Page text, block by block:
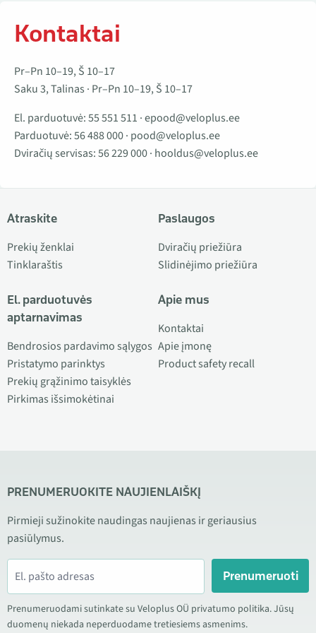
Kontaktai
Pr–Pn 10–19, Š 10–17
Saku 3, Talinas · Pr–Pn 10–19, Š 10–17
El. parduotuvė:55 551 511 ·epood@veloplus.ee
Parduotuvė:56 488 000· pood@veloplus.ee
Dviračių servisas:56 229 000· hooldus@veloplus.ee
Atraskite
Prekių ženklai
Tinklaraštis
El. parduotuvės
aptarnavimas
Bendrosios pardavimo sąlygos
Pristatymo parinktys
Prekių grąžinimo taisyklės
Pirkimas išsimokėtinai
Paslaugos
Dviračių priežiūra
Slidinėjimo priežiūra
Apie mus
Kontaktai
Apie įmonę
Product safety recall
PRENUMERUOKITE NAUJIENLAIŠKĮ
Pirmieji sužinokite naudingas naujienas ir geriausius
pasiūlymus.
Prenumeruoti
Prenumeruodami sutinkate su Veloplus OÜ privatumo politika. Jūsų
duomenų niekada neperduodame tretiesiems asmenims.